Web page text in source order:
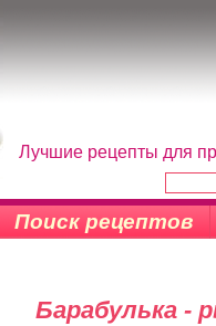
Лучшие рецепты для
Поиск рецептов
Барабулька -